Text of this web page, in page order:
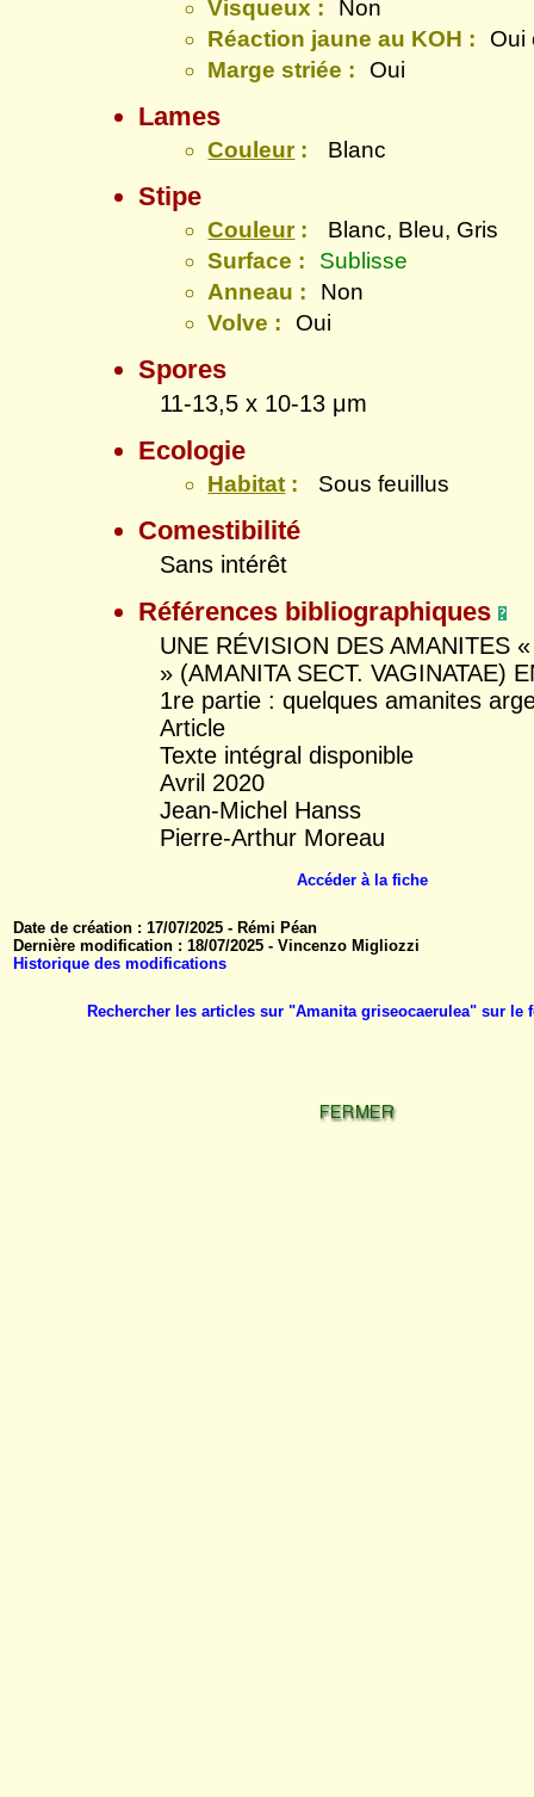
Visqueux :
Non
Réaction jaune au KOH :
Oui
Marge striée :
Oui
Lames
Couleur: Blanc
Stipe
Couleur:
Blanc, Bleu, Gris
Surface :
Sublisse
Anneau :
Non
Volve :
Oui
Spores
11-13,5 x 10-13 μm
Ecologie
Habitat : Sous feuillus
Comestibilité
Sans intérêt
Références bibliographiques
UNE RÉVISION DES AMANITES
» (AMANITA SECT. VAGINATAE)
1re partie : quelques amanites
Article
Texte intégral disponible
Avril 2020
Jean-Michel Hanss
Pierre-Arthur Moreau
Accéder à la fiche
Date de création : 17/07/2025 - Rémi Péan
Dernière modification : 18/07/2025 - Vincenzo Migliozzi
Historique des modifications
Rechercher les articles sur "Amanita griseocaerulea" sur le